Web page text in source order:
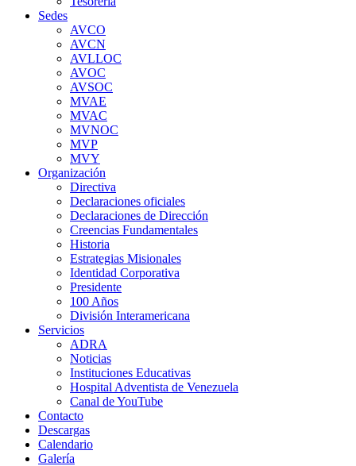
Sedes
AVCO
AVCN
AVLLOC
AVOC
AVSOC
MVAE
MVAC
MVNOC
MVP
MVY
Organización
Directiva
Declaraciones oficiales
Declaraciones de Dirección
Creencias Fundamentales
Historia
Estrategias Misionales
Identidad Corporativa
Presidente
100 Años
División Interamericana
Servicios
ADRA
Noticias
Instituciones Educativas
Hospital Adventista de Venezuela
Canal de YouTube
Contacto
Descargas
Calendario
Galería